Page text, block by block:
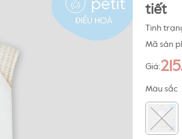
tiết
Tình
Mã sản
Giá:
Màu sắc